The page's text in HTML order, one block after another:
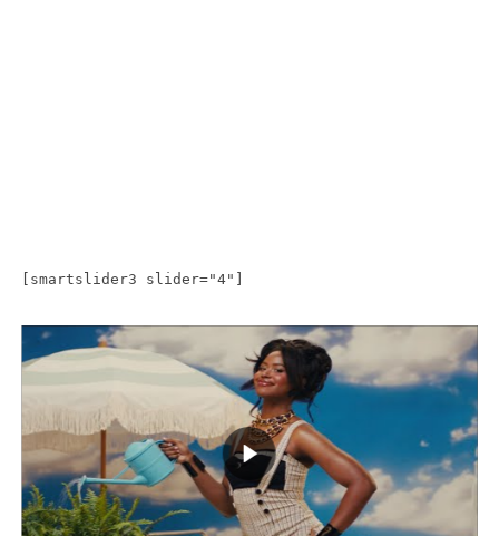
[smartslider3 slider="4"]